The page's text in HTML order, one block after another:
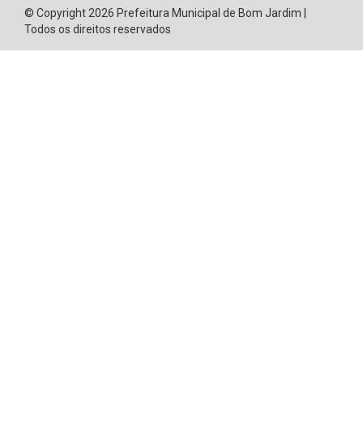
© Copyright 2026 Prefeitura Municipal de Bom Jardim |
Todos os direitos reservados